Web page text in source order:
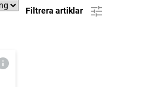
Filtrera artiklar